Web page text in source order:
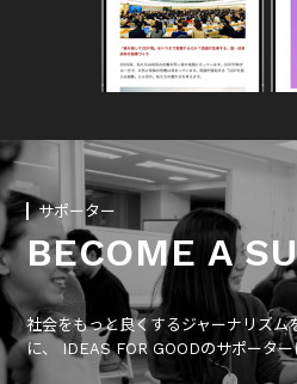
サポーター
BECOME A
社会をもっと良くするジャーナリズム
に、 IDEAS FOR GOODのサポーター